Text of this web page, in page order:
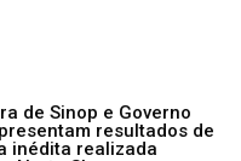
de Sinop e Governo
resultados de
inédita realizada